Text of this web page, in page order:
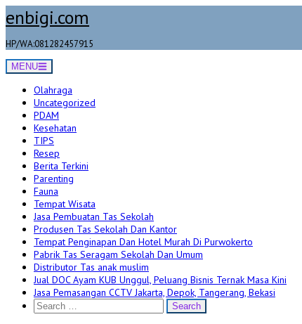
to
enbigi.com
HP/WA:081282457915
MENU
Olahraga
Uncategorized
PDAM
Kesehatan
TIPS
Resep
Berita Terkini
Parenting
Fauna
Tempat Wisata
Jasa Pembuatan Tas Sekolah
Produsen Tas Sekolah Dan Kantor
Tempat Penginapan Dan Hotel Murah Di Purwokerto
Pabrik Tas Seragam Sekolah Dan Umum
Distributor Tas anak muslim
Jual DOC Ayam KUB Unggul, Peluang Bisnis Ternak Masa Kini
Jasa Pemasangan CCTV Jakarta, Depok, Tangerang, Bekasi
Search
for: